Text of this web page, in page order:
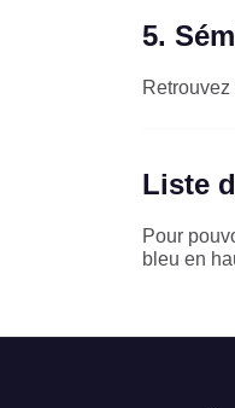
5.
Liste
Pour
bleu en